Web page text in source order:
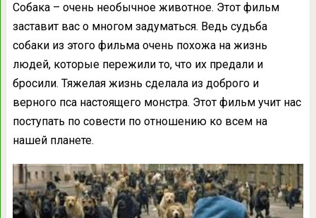
Собака – очень необычное животное. Этот фильм
заставит вас о многом задуматься. Ведь судьба
собаки из этого фильма очень похожа на жизнь
людей, которые пережили то, что их предали и
бросили. Тяжелая жизнь сделала из доброго и
верного пса настоящего монстра. Этот фильм учит нас
поступать по совести по отношению ко всем на
нашей планете.